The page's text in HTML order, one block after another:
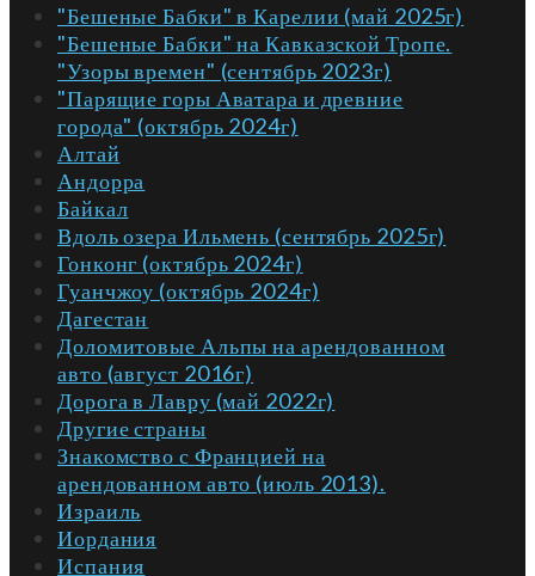
"Бешеные Бабки" в Карелии (май 2025г)
"Бешеные Бабки" на Кавказской Тропе.
"Узоры времен" (сентябрь 2023г)
"Парящие горы Аватара и древние
города" (октябрь 2024г)
Алтай
Андорра
Байкал
Вдоль озера Ильмень (сентябрь 2025г)
Гонконг (октябрь 2024г)
Гуанчжоу (октябрь 2024г)
Дагестан
Доломитовые Альпы на арендованном
авто (август 2016г)
Дорога в Лавру (май 2022г)
Другие страны
Знакомство с Францией на
арендованном авто (июль 2013).
Израиль
Иордания
Испания